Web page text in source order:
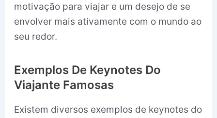
motivação para viajar e um desejo de se
envolver mais ativamente com o mundo ao
seu redor.
Exemplos De Keynotes Do
Viajante Famosas
Existem diversos exemplos de keynotes do